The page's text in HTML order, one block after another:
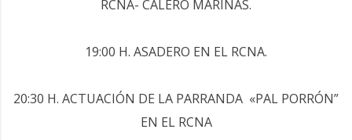
RCNA- CALERO MARINAS.
19:00 H. ASADERO EN EL RCNA.
20:30 H. ACTUACIÓN DE LA PARRANDA «PAL PORRÓN”
EN EL RCNA